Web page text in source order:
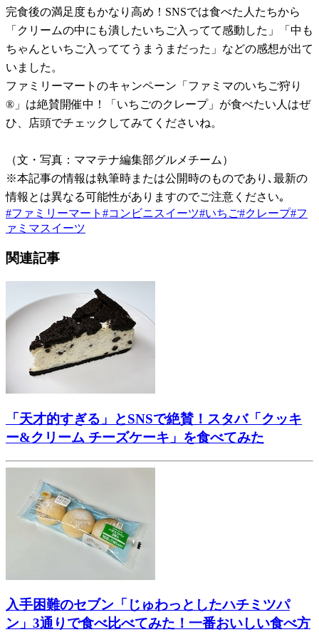
完食後の満足度もかなり高め！SNSでは食べた人たちから
「クリームの中にも潰したいちご入ってて感動した」「中も
ちゃんといちご入っててうまうまだった」などの感想が出て
いました。
ファミリーマートのキャンペーン「ファミマのいちご狩り
®」は絶賛開催中！「いちごのクレープ」が食べたい人はぜ
ひ、店頭でチェックしてみてくださいね。
（文・写真：ママテナ編集部グルメチーム）
※本記事の情報は執筆時または公開時のものであり､最新の
情報とは異なる可能性がありますのでご注意ください｡
#ファミリーマート #コンビニスイーツ#いちご#クレープ#フ
ァミマスイーツ
関連記事
「天才的すぎる」とSNSで絶賛！スタバ「クッキ
ー&クリーム チーズケーキ」を食べてみた
入手困難のセブン「じゅわっとしたハチミツパ
ン」3通りで食べ比べてみた！一番おいしい食べ方